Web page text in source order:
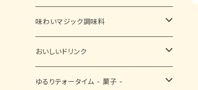
佃煮
ふりかけ
漬物
味わいマジック調味料
■ お塩・胡椒・スパイス
■ お醤油・酢・ぽん酢
おいしいドリンク
黒豆茶
ゆるりテォータイム - 菓子 -